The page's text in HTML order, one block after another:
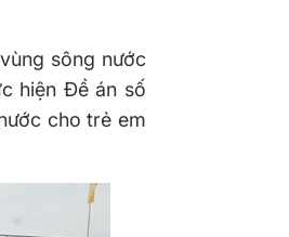
sông nước
hiện Đề án số
cho trẻ em